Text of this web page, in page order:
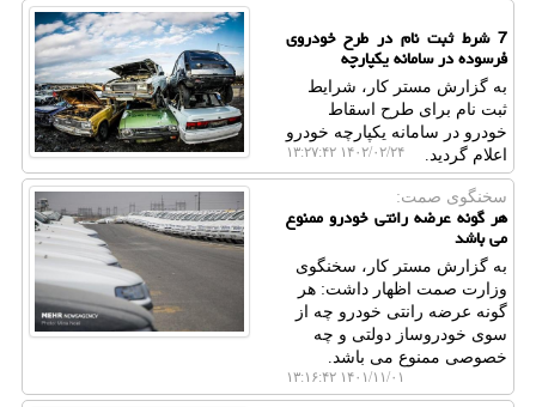
7 شرط ثبت نام در طرح خودروی
فرسوده در سامانه یکپارچه
به گزارش مستر کار، شرایط
ثبت نام برای طرح اسقاط
خودرو در سامانه یکپارچه خودرو
اعلام گردید.
۱۴۰۲/۰۲/۲۴ ۱۳:۲۷:۴۲
سخنگوی صمت:
هر گونه عرضه رانتی خودرو ممنوع
می باشد
به گزارش مستر کار، سخنگوی
وزارت صمت اظهار داشت: هر
گونه عرضه رانتی خودرو چه از
سوی خودروساز دولتی و چه
خصوصی ممنوع می باشد.
۱۴۰۱/۱۱/۰۱ ۱۳:۱۶:۴۲